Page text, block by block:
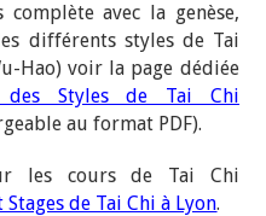
avec la genèse,
différents styles de Tai
Hao) voir la page dédiée
des Styles de Tai Chi
au format PDF).
les cours de Tai Chi
Stages de Tai Chi à Lyon.